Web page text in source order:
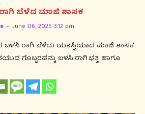
ಬೆಳೆದ ಮಾಜಿ ಶಾಸಕ
June 06, 2025 3:12 pm
ಬಳಸಿ ರಾಗಿ ಬೆಳೆದು ಯಶಸ್ವಿಯಾದ ಮಾಜಿ ಶಾಸಕ
ಗೊಬ್ಬರವನ್ನು ಬಳಸಿ ರಾಗಿ.ಭತ್ತ. ಹಾಗೂ